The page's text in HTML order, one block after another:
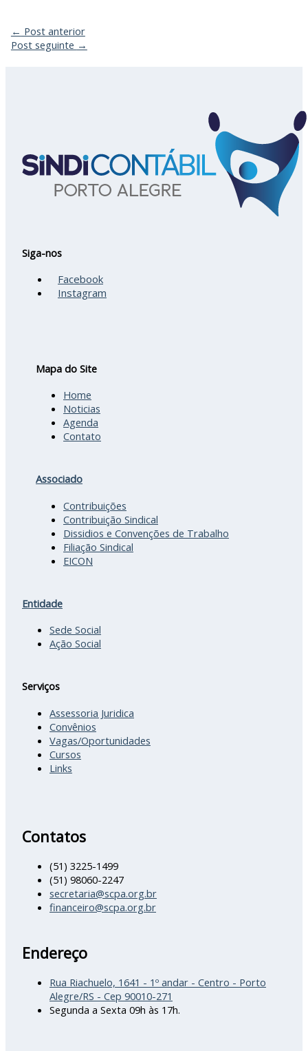
← Post anterior
Post seguinte →
Siga-nos
Facebook
Instagram
Mapa do Site
Home
Noticias
Agenda
Contato
Associado
Contribuições
Contribuição Sindical
Dissidios e Convenções de Trabalho
Filiação Sindical
EICON
Entidade
Sede Social
Ação Social
Serviços
Assessoria Juridica
Convênios
Vagas/Oportunidades
Cursos
Links
Contatos
(51) 3225-1499
(51) 98060-2247
secretaria@scpa.org.br
financeiro@scpa.org.br
Endereço
Rua Riachuelo, 1641 - 1º andar - Centro - Porto
Alegre/RS - Cep 90010-271
Segunda a Sexta 09h às 17h.